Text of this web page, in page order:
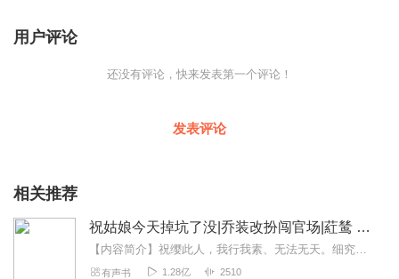
用户评论
还没有评论，快来发表第一个评论！
发表评论
相关推荐
祝姑娘今天掉坑了没|乔装改扮闯官场|葒鸶 追马 貔貅肛|晋江强推古装大女主无CP
【内容简介】祝缨此人，我行我素、无法无天。细究起来，她少年时也只是个想过好小日子的小神棍罢了。生在一穷二白的神棍家，祝缨的开局是个hard模式。为了不让亲生女儿...
有声书 1.28亿 2510